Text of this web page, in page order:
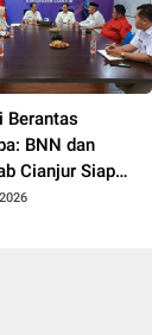
Berantas
BNN dan
Cianjur Siap
Anti